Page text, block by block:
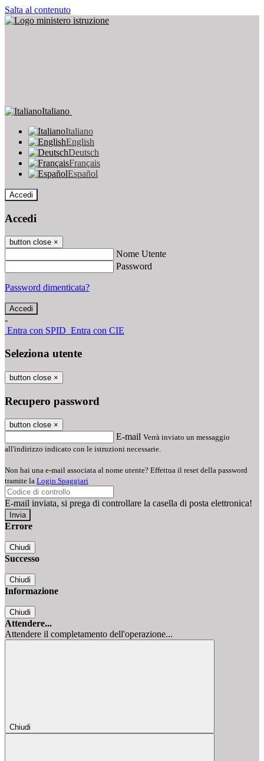
Salta al contenuto
Italiano
Italiano
English
Deutsch
Français
Español
Accedi
Accedi
button close ×
Nome Utente
Password
Password dimenticata?
-
Entra con SPID Entra con CIE
Seleziona utente
button close ×
Recupero password
button close ×
E-mail Verrà inviato un messaggio
all'indirizzo indicato con le istruzioni necessarie.
Non hai una e-mail associata al nome utente? Effettua il reset della password
tramite la Login Spaggiari
E-mail inviata, si prega di controllare la casella di posta elettronica!
Errore
Chiudi
Successo
Chiudi
Informazione
Chiudi
Attendere...
Attendere il completamento dell'operazione...
Chiudi